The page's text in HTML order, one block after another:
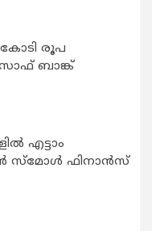
കോടി രൂപ
ബാങ്ക്
എട്ടാം
സ്മോൾ ഫിനാൻസ്